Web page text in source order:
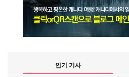
인기 기사